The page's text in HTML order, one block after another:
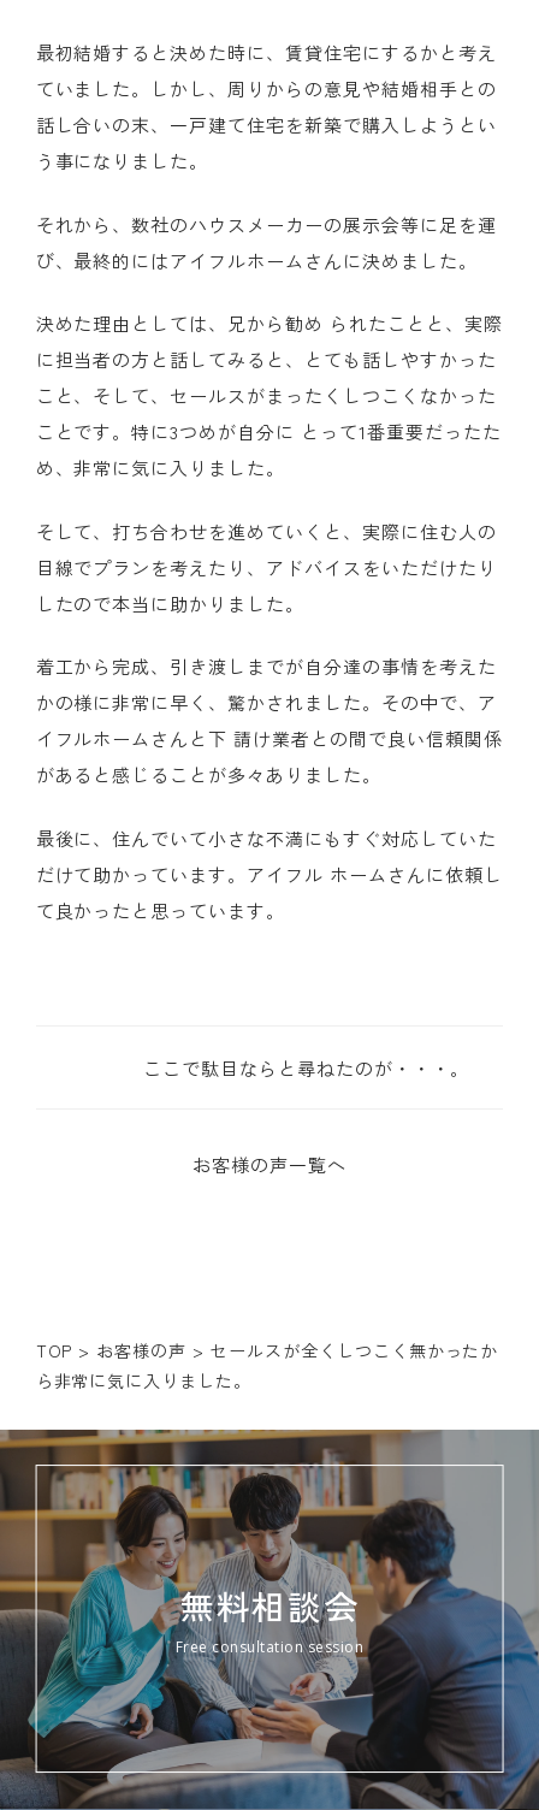
最初結婚すると決めた時に、賃貸住宅にするかと考え
ていました。しかし、周りからの意見や結婚相手との
話し合いの末、一戸建て住宅を新築で購入しようとい
う事になりました。
それから、数社のハウスメーカーの展示会等に足を運
び、最終的にはアイフルホームさんに決めました。
決めた理由としては、兄から勧め られたことと、実際
に担当者の方と話してみると、とても話しやすかった
こと、そして、セールスがまったくしつこくなかった
ことです。特に3つめが自分に とって1番重要だったた
め、非常に気に入りました。
そして、打ち合わせを進めていくと、実際に住む人の
目線でプランを考えたり、アドバイスをいただけたり
したので本当に助かりました。
着工から完成、引き渡しまでが自分達の事情を考えた
かの様に非常に早く、驚かされました。その中で、ア
イフルホームさんと下 請け業者との間で良い信頼関係
があると感じることが多々ありました。
最後に、住んでいて小さな不満にもすぐ対応していた
だけて助かっています。アイフル ホームさんに依頼し
て良かったと思っています。
お客様の声一覧へ
ここで駄目ならと尋ねたのが・・・。
TOP > お客様の声 >セールスが全くしつこく無かったか
ら非常に気に入りました。
無料相談会
Free consultation session